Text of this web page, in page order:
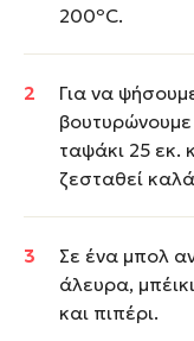
200ºC.
Για να
ταψάκι 25 εκ.
ζεσταθεί
Σε ένα μπολ
άλευρα,
και πιπέρι.